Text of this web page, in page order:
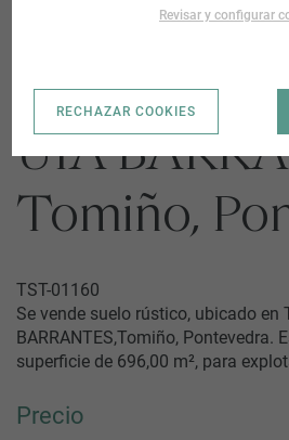
UIA
Tomiño,
TST-01160
Se vende suelo rústico, ubicado en
BARRANTES,Tomiño, Pontevedra.
superficie de 696,00 m², para
Precio
Revisar y configurar
RECHAZAR COOKIES